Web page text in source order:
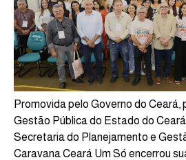
Promovida pelo Governo do Ceará,
Gestão Pública do Estado do
Secretaria do Planejamento e
Caravana Ceará Um Só encerrou